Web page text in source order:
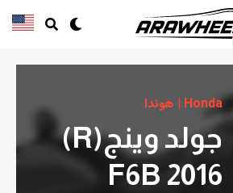
Honda | هوندا
جولد وينج(R)
F6B 2016